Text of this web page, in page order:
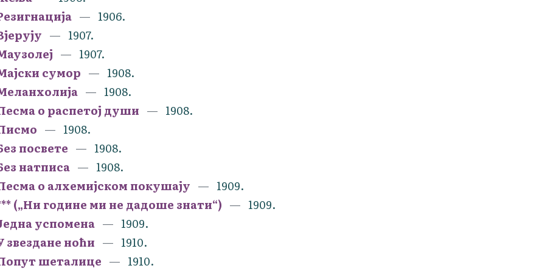
1906.
1907.
1907.
сумор
1908.
1908.
о распетој души
1908.
1908.
посвете
1908.
натписа
1908.
о алхемијском покушају
1909.
(„Ни године ми не дадоше знати“)
1909.
успомена
1909.
звездане ноћи
1910.
шеталице
1910.